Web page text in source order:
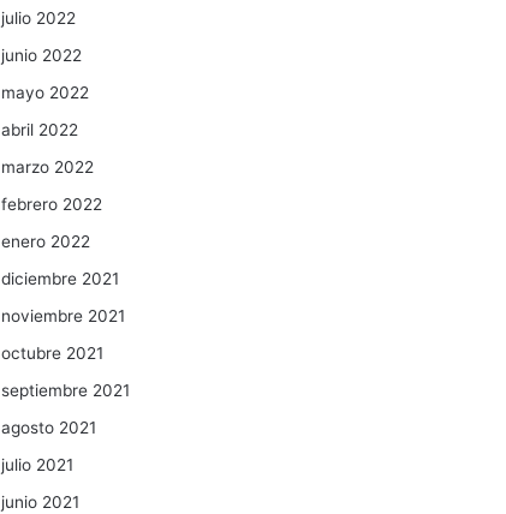
julio 2022
junio 2022
mayo 2022
abril 2022
marzo 2022
febrero 2022
enero 2022
diciembre 2021
noviembre 2021
octubre 2021
septiembre 2021
agosto 2021
julio 2021
junio 2021